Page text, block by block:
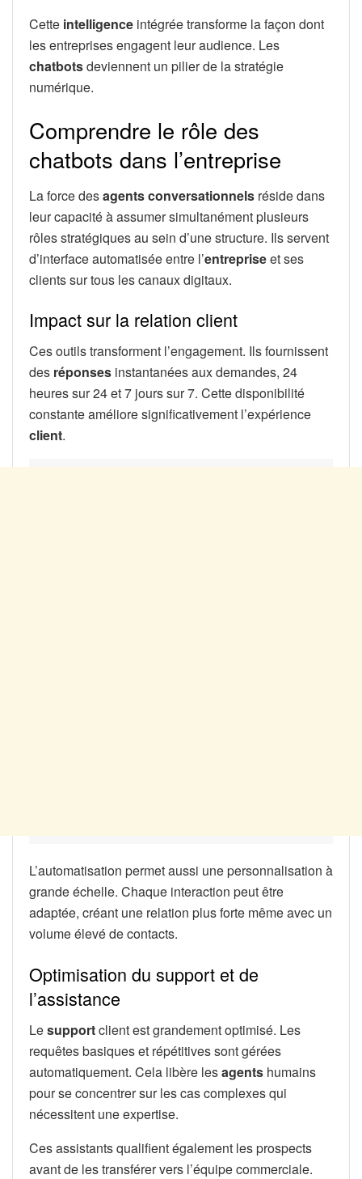
Cette intelligence intégrée transforme la façon dont
les entreprises engagent leur audience. Les
chatbotsdeviennent un pilier de la stratégie
numérique.
Comprendre le rôle des
chatbots dans l’entreprise
La force desagents conversationnels réside dans
leur capacité à assumer simultanément plusieurs
rôles stratégiques au sein d’une structure. Ils servent
d’interface automatisée entre l’entrepriseet ses
clients sur tous les canaux digitaux.
Impact sur la relation client
Ces outils transforment l’engagement. Ils fournissent
des réponses instantanées aux demandes, 24
heures sur 24 et 7 jours sur 7. Cette disponibilité
constante améliore significativement l’expérience
client.
L’automatisation permet aussi une personnalisation à
grande échelle. Chaque interaction peut être
adaptée, créant une relation plus forte même avec un
volume élevé de contacts.
Optimisation du support et de
l’assistance
Lesupportclient est grandement optimisé. Les
requêtes basiques et répétitives sont gérées
automatiquement. Cela libère lesagents humains
pour se concentrer sur les cas complexes qui
nécessitent une expertise.
Ces assistants qualifient également les prospects
avant de les transférer vers l’équipe commerciale.